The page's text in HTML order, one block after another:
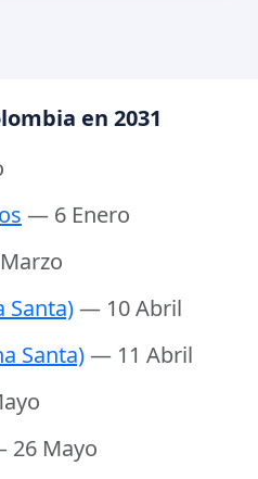
en 2031
— 6 Enero
Santa)— 10 Abril
Santa)— 11 Abril
26 Mayo